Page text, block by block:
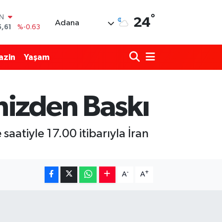
%0
%70
Adana 24°
Yaşam
Baskı
17.00 itibarıyla İran
A- A+